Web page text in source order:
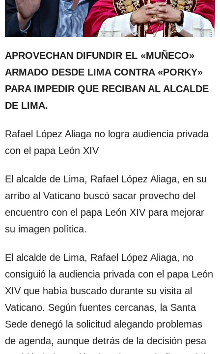
APROVECHAN DIFUNDIR EL «MUÑECO»
ARMADO DESDE LIMA CONTRA «PORKY»
PARA IMPEDIR QUE RECIBAN AL ALCALDE
DE LIMA.
Rafael López Aliaga no logra audiencia privada
con el papa León XIV
El alcalde de Lima, Rafael López Aliaga, en su
arribo al Vaticano buscó sacar provecho del
encuentro con el papa León XIV para mejorar
su imagen política.
El alcalde de Lima, Rafael López Aliaga, no
consiguió la audiencia privada con el papa León
XIV que había buscado durante su visita al
Vaticano. Según fuentes cercanas, la Santa
Sede denegó la solicitud alegando problemas
de agenda, aunque detrás de la decisión pesa